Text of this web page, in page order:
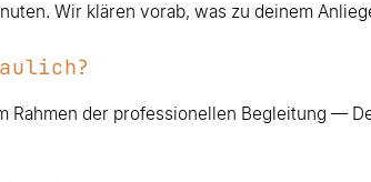
Wir klären vorab, was zu deinem
Rahmen der professionellen Begleitung —